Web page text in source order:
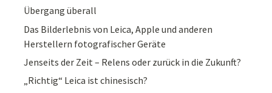
Übergang überall
Das Bilderlebnis von Leica, Apple und anderen
Herstellern fotografischer Geräte
Jenseits der Zeit – Relens oder zurück in die Zukunft?
„Richtig“ Leica ist chinesisch?